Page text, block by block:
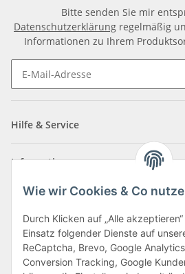
Wie wir Cookies & Co
Durch Klicken auf „Alle
Einsatz folgender Dienste auf
ReCaptcha, Brevo, Google
Conversion Tracking, Google
Bitte senden Sie mir
Datenschutzerklärung regelmäßig
Informationen zu Ihrem
Hilfe & Service
Informationen
Zahlungsarten